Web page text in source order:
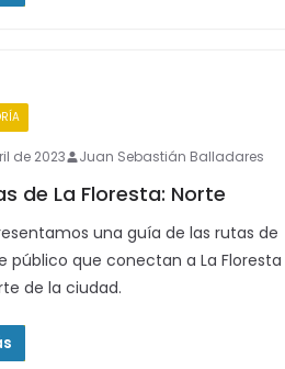
de 2023 Juan Sebastián Balladares
de La Floresta: Norte
una guía de las rutas de
público que conectan a La Floresta
de la ciudad.